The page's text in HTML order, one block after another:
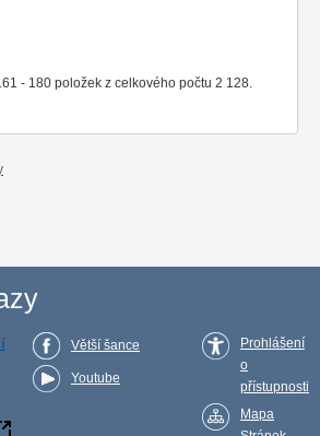
- 180 položek z celkového počtu 2 128.
Větší šance
Youtube
Prohlášení
o
přístupnosti
Mapa